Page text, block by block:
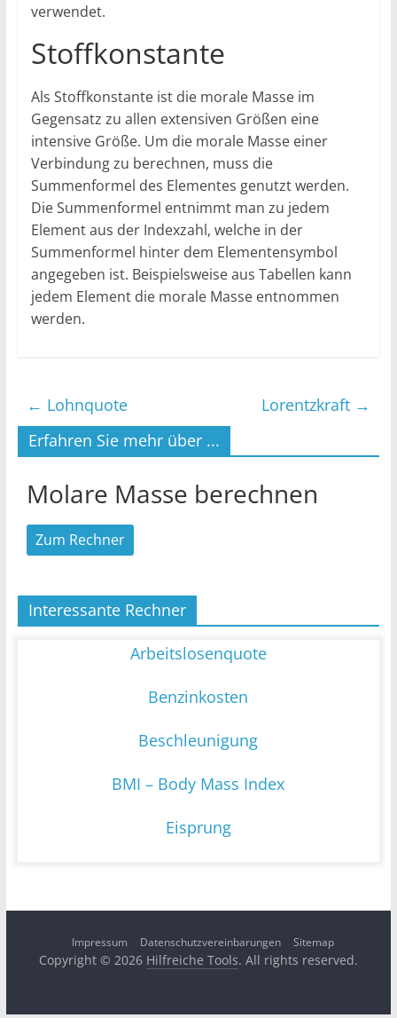
verwendet.
Stoffkonstante
Als Stoffkonstante ist die morale Masse im
Gegensatz zu allen extensiven Größen eine
intensive Größe. Um die morale Masse einer
Verbindung zu berechnen, muss die
Summenformel des Elementes genutzt werden.
Die Summenformel entnimmt man zu jedem
Element aus der Indexzahl, welche in der
Summenformel hinter dem Elementensymbol
angegeben ist. Beispielsweise aus Tabellen kann
jedem Element die morale Masse entnommen
werden.
← Lohnquote Lorentzkraft →
Erfahren Sie mehr über ...
Molare Masse berechnen
Zum Rechner
Interessante Rechner
Arbeitslosenquote
Benzinkosten
Beschleunigung
BMI – Body Mass Index
Eisprung
Impressum Datenschutzvereinbarungen Sitemap
Copyright © 2026 Hilfreiche Tools. All rights reserved.